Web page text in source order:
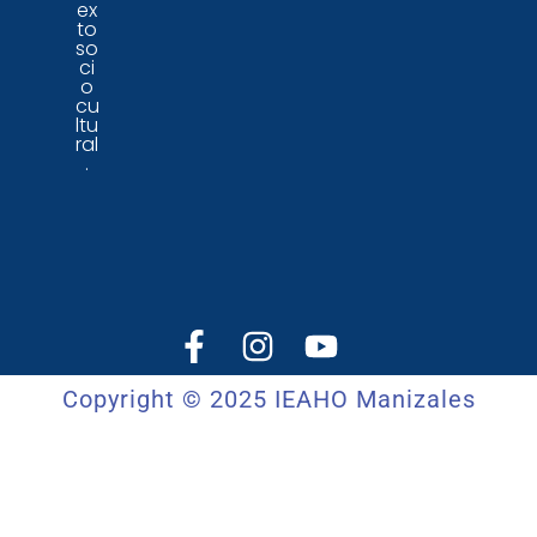
ex
to
so
ci
o
cu
ltu
ral
.
Copyright © 2025 IEAHO Manizales